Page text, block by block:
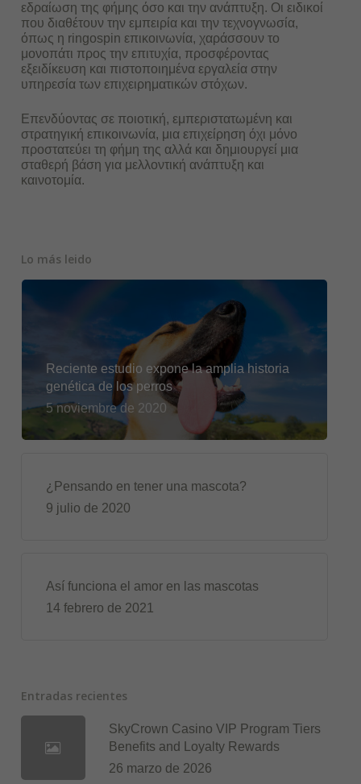
εδραίωση της φήμης όσο και την ανάπτυξη. Οι ειδικοί
που διαθέτουν την εμπειρία και την τεχνογνωσία,
όπως η ringospin επικοινωνία, χαράσσουν το
μονοπάτι προς την επιτυχία, προσφέροντας
εξειδίκευση και πιστοποιημένα εργαλεία στην
υπηρεσία των επιχειρηματικών στόχων.
Επενδύοντας σε ποιοτική, εμπεριστατωμένη και
στρατηγική επικοινωνία, μια επιχείρηση όχι μόνο
προστατεύει τη φήμη της αλλά και δημιουργεί μια
σταθερή βάση για μελλοντική ανάπτυξη και
καινοτομία.
Lo más leido
Reciente estudio expone la amplia historia
genética de los perros
5 noviembre de 2020
¿Pensando en tener una mascota?
9 julio de 2020
Así funciona el amor en las mascotas
14 febrero de 2021
Entradas recientes
SkyCrown Casino VIP Program Tiers
Benefits and Loyalty Rewards
26 marzo de 2026